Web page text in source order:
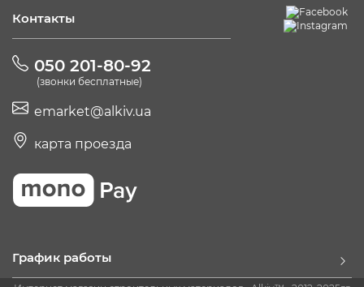
Контакты
050 201-80-92
(звонки бесплатные)
emarket@alkiv.ua
карта проезда
График работы